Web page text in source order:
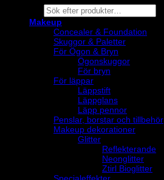
Products
search
Makeup
Concealer & Foundation
Skuggor & Paletter
För Ögon & Bryn
Ögonskuggor
För bryn
För läppar
Läppstift
Läppglans
Läpp pennor
Penslar, borstar och tillbehör
Makeup dekorationer
Glitter
Reflekterande
Neonglitter
Ztirl Bioglitter